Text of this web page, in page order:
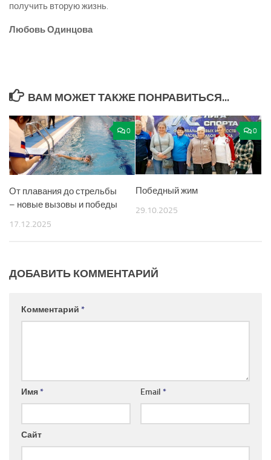
получить вторую жизнь.
Любовь Одинцова
ВАМ МОЖЕТ ТАКЖЕ ПОНРАВИТЬСЯ...
0
От плавания до стрельбы
– новые вызовы и победы
17.12.2025
0
Победный жим
29.10.2025
ДОБАВИТЬ КОММЕНТАРИЙ
Комментарий *
Имя* Email *
Сайт